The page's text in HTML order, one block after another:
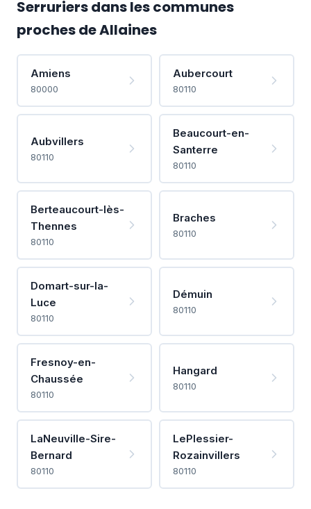
Serruriers dans les communes
proches de Allaines
Amiens
80000
Aubercourt
80110
Aubvillers
80110
Beaucourt-en-
Santerre
80110
Berteaucourt-lès-
Thennes
80110
Braches
80110
Domart-sur-la-
Luce
80110
Démuin
80110
Fresnoy-en-
Chaussée
80110
Hangard
80110
LaNeuville-Sire-
Bernard
80110
LePlessier-
Rozainvillers
80110